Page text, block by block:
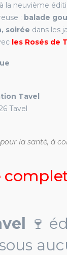
la neuvième
: balade
soirée dans les
les Rosés de
Tavel
Tavel
pour la santé, à
🍷